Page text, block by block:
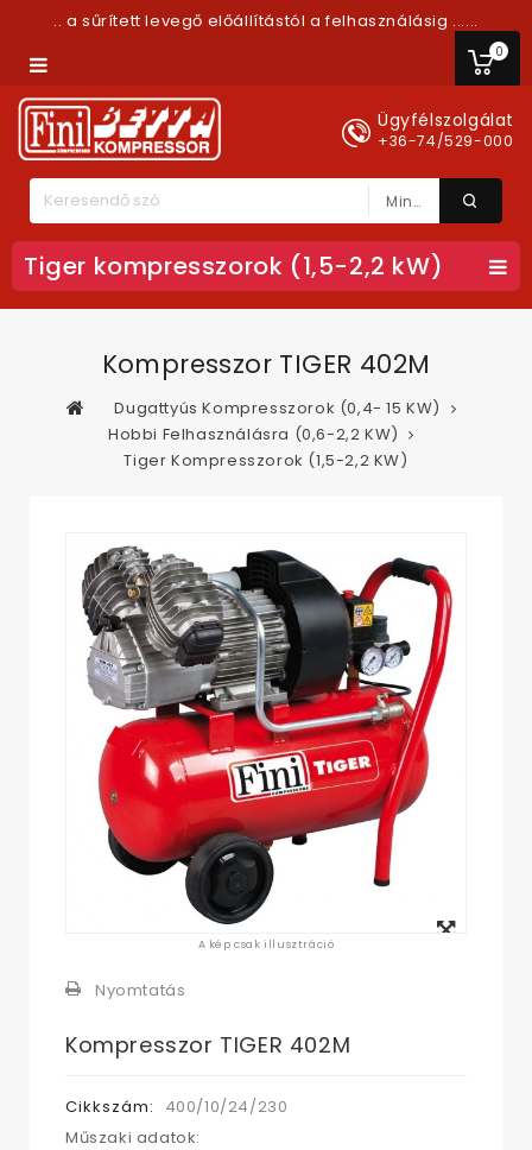
.. a sűrített levegő előállítástól a felhasználásig ......
0
Ügyfélszolgálat
+36-74/529-000
Minden Kategória
Tiger kompresszorok (1,5-2,2 kW)
Kompresszor TIGER 402M
Dugattyús Kompresszorok (0,4- 15 KW)
Hobbi Felhasználásra (0,6-2,2 KW)
Tiger Kompresszorok (1,5-2,2 KW)
A kép csak illusztráció
Nyomtatás
Kompresszor TIGER 402M
Cikkszám:
400/10/24/230
Műszaki adatok: